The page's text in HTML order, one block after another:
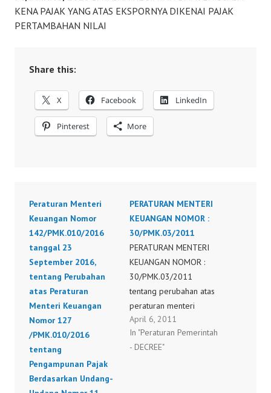
KENA PAJAK YANG ATAS EKSPORNYA DIKENAI PAJAK
PERTAMBAHAN NILAI
Share this:
X Facebook LinkedIn
Pinterest More
Peraturan Menteri
Keuangan Nomor
142/PMK.010/2016
tanggal 23
September 2016,
tentang Perubahan
atas Peraturan
Menteri Keuangan
Nomor 127
/PMK.010/2016
tentang
Pengampunan Pajak
Berdasarkan Undang-
PERATURAN MENTERI
KEUANGAN NOMOR :
30/PMK.03/2011
PERATURAN MENTERI
KEUANGAN NOMOR :
30/PMK.03/2011
tentang perubahan atas
peraturan menteri
keuangan nomor
70/pmk.03/2010
tentang batasan
April 6, 2011
In "Peraturan Pemerintah
- DECREE"